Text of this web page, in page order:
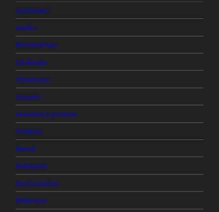
Activismo
Audio
Borrachitos
Chilango
Chistosos
Comics
Cuentos y poemas
Cultura
David
Debrayes
Diccionarios
Didáctico